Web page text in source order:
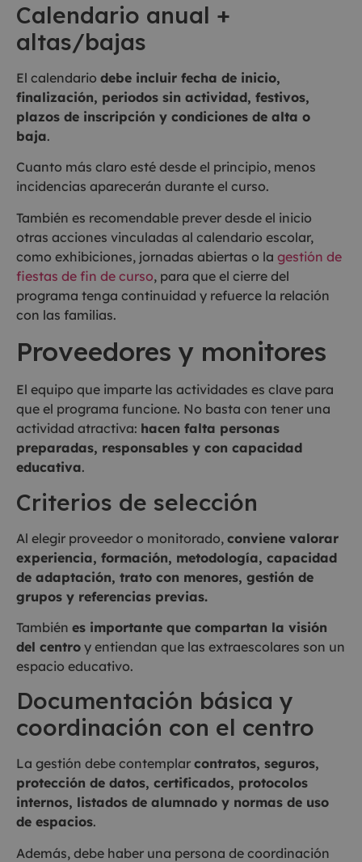
Calendario anual +
altas/bajas
El calendario debe incluir fecha de inicio,
finalización, periodos sin actividad, festivos,
plazos de inscripción y condiciones de alta o
baja.
Cuanto más claro esté desde el principio, menos
incidencias aparecerán durante el curso.
También es recomendable prever desde el inicio
otras acciones vinculadas al calendario escolar,
como exhibiciones, jornadas abiertas o la gestión de
fiestas de fin de curso, para que el cierre del
programa tenga continuidad y refuerce la relación
con las familias.
Proveedores y monitores
El equipo que imparte las actividades es clave para
que el programa funcione. No basta con tener una
actividad atractiva: hacen falta personas
preparadas, responsables y con capacidad
educativa.
Criterios de selección
Al elegir proveedor o monitorado, conviene valorar
experiencia, formación, metodología, capacidad
de adaptación, trato con menores, gestión de
grupos y referencias previas.
También es importante que compartan la visión
del centro y entiendan que las extraescolares son un
espacio educativo.
Documentación básica y
coordinación con el centro
La gestión debe contemplar contratos, seguros,
protección de datos, certificados, protocolos
internos, listados de alumnado y normas de uso
de espacios.
Además, debe haber una persona de coordinación